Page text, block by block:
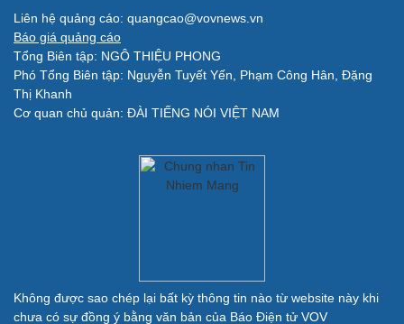
Quân sự - Quốc phòng
Vũ khí
Liên hệ quảng cáo: quangcao@vovnews.vn
Báo giá quảng cáo
Tổng Biên tập: NGÔ THIỆU PHONG
Phó Tổng Biên tập: Nguyễn Tuyết Yến, Phạm Công Hân, Đặng
Thị Khanh
Cơ quan chủ quản: ĐÀI TIẾNG NÓI VIỆT NAM
Không được sao chép lại bất kỳ thông tin nào từ website này khi
chưa có sự đồng ý bằng văn bản của Báo Điện tử VOV